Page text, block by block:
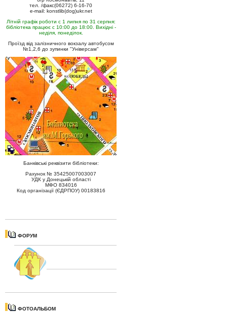
тел. /факс(06272) 6-16-70
e-mail: konstlib(dog)ukr.net
Літній графік роботи с 1 липня по 31 серпня:
бібліотека працює с 10:00 до 18:00. Вихідні -
неділя, понеділок.
Проїзд від залізничного вокзалу автобусом
№1,2,6 до зупинки "Універсам"
Банківські реквізити бібліотеки:
Рахунок № 35425007003007
УДК у Донецькій області
МФО 834016
Код організації (ЄДРПОУ) 00183816
ФОРУМ
ФОТОАЛЬБОМ